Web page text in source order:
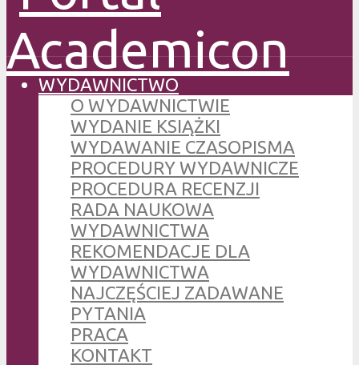
WYDAWNICTWO
O WYDAWNICTWIE
WYDANIE KSIĄŻKI
WYDAWANIE CZASOPISMA
PROCEDURY WYDAWNICZE
PROCEDURA RECENZJI
RADA NAUKOWA
WYDAWNICTWA
REKOMENDACJE DLA
WYDAWNICTWA
NAJCZĘŚCIEJ ZADAWANE
PYTANIA
PRACA
KONTAKT